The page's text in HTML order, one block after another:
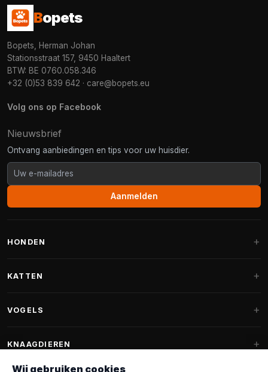
Bopets
Bopets, Herman Johan
Stationsstraat 157, 9450 Haaltert
BTW: BE 0760.058.346
+32 (0)53 839 642 · care@bopets.eu
Volg ons op Facebook
Nieuwsbrief
Ontvang aanbiedingen en tips voor uw huisdier.
Aanmelden
HONDEN
Fantail hondenmanden
KATTEN
Krabpalen voor Maine Coon
VOGELS
KNAAGDIEREN
Wij gebruiken cookies